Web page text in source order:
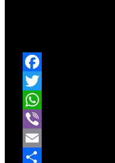
Facebook
Twitter
WhatsApp
Viber
Email